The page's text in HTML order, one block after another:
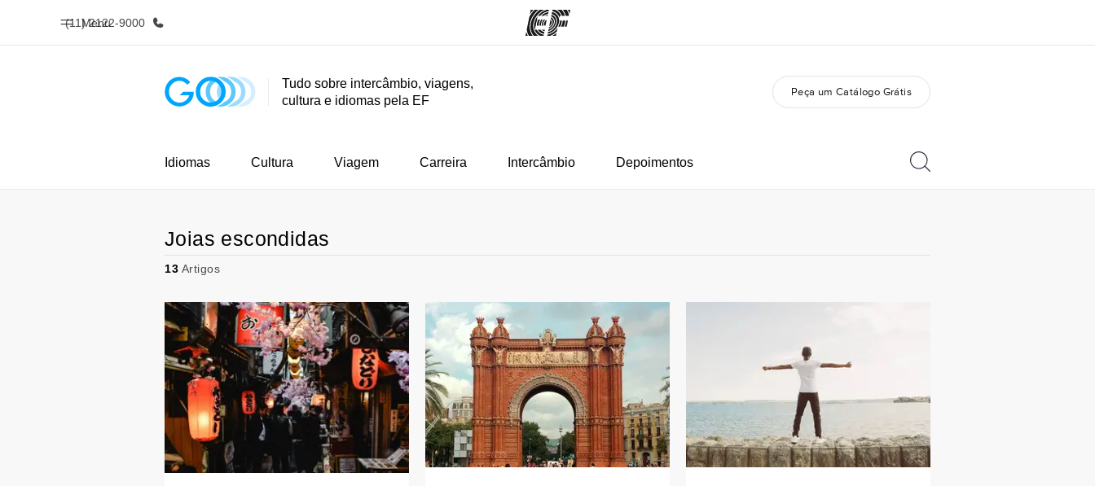
Menu
(11) 2122-9000
Início Programas Carreiras
Tudo sobre intercâmbio, viagens,
cultura e idiomas pela EF
Peça um Catálogo Grátis
Idiomas Cultura Viagem Carreira Intercâmbio Depoimentos
Joias escondidas
13 Artigos